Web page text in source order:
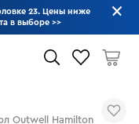
23. Цены ниже
в выборе >>
Outwell Hamilton